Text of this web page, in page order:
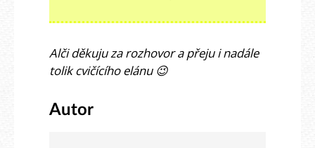
Alči děkuju za rozhovor a přeju i nadále
tolik cvičícího elánu 😉
Autor